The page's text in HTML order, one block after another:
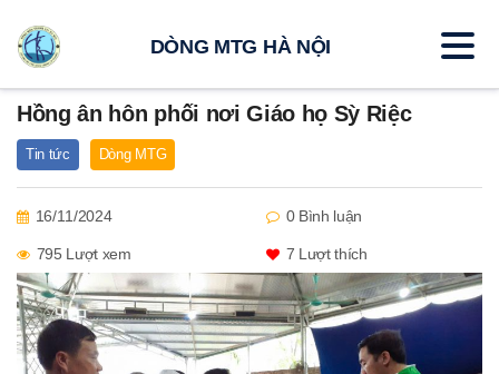
Hồng ân hôn phối nơi Giáo họ Sỳ Riệc
Tin tức Dòng MTG
16/11/2024 0 Bình luận
795 Lượt xem 7 Lượt thích
DÒNG MTG HÀ NỘI